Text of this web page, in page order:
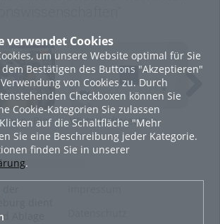
verwendet Cookies
um unsere Website optimal für Sie
Bestätigen des Buttons "Akzeptieren"
von Cookies zu. Durch
Checkboxen können Sie
Cookie-Kategorien Sie zulassen
auf die Schaltfläche "Mehr
Sie eine Beschreibung jeder Kategorie.
finden Sie in unserer
.
Interessen passt? Wie kann ich bereits
Einblick in meinen späteren Studien-
...und mich auch schonmal
Studienorientierungstag,
Planspiel, World Café, INNOmobil...
sind vielfältig, meist
und zielen darauf ab, junge
vor Studienbeginn möglichst praxisnah und
Merseburg eine
über Wissenstransfer gestalten und wie
bereits vor Studienbeginn möglichst
abholen, darüber sprechen wir in
von Cube Talks!
„Bio-
der
Wirtschaftsrecht I:
Geschäftsfähigkeit,
Formvorschriften
dient
Ablage